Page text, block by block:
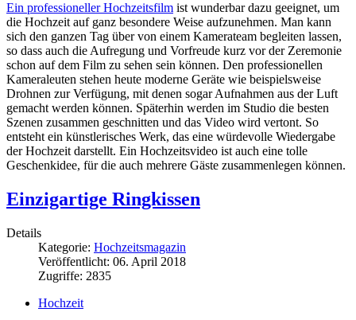
Ein professioneller Hochzeitsfilm ist wunderbar dazu geeignet, um
die Hochzeit auf ganz besondere Weise aufzunehmen. Man kann
sich den ganzen Tag über von einem Kamerateam begleiten lassen,
so dass auch die Aufregung und Vorfreude kurz vor der Zeremonie
schon auf dem Film zu sehen sein können. Den professionellen
Kameraleuten stehen heute moderne Geräte wie beispielsweise
Drohnen zur Verfügung, mit denen sogar Aufnahmen aus der Luft
gemacht werden können. Späterhin werden im Studio die besten
Szenen zusammen geschnitten und das Video wird vertont. So
entsteht ein künstlerisches Werk, das eine würdevolle Wiedergabe
der Hochzeit darstellt. Ein Hochzeitsvideo ist auch eine tolle
Geschenkidee, für die auch mehrere Gäste zusammenlegen können.
Einzigartige Ringkissen
Details
Kategorie: Hochzeitsmagazin
Veröffentlicht: 06. April 2018
Zugriffe: 2835
Hochzeit